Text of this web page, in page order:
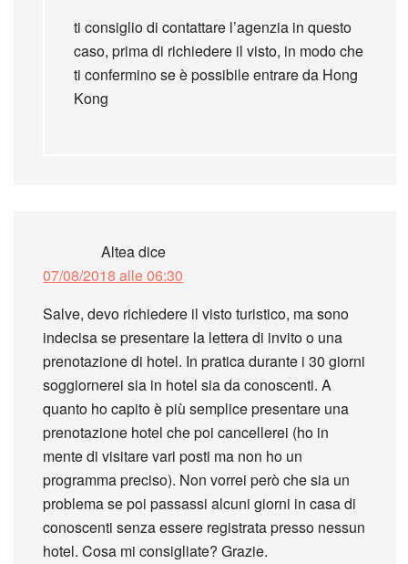
ti consiglio di contattare l’agenzia in questo
caso, prima di richiedere il visto, in modo che
ti confermino se è possibile entrare da Hong
Kong
Alteadice
07/08/2018 alle 06:30
Salve, devo richiedere il visto turistico, ma sono
indecisa se presentare la lettera di invito o una
prenotazione di hotel. In pratica durante i 30 giorni
soggiornerei sia in hotel sia da conoscenti. A
quanto ho capito è più semplice presentare una
prenotazione hotel che poi cancellerei (ho in
mente di visitare vari posti ma non ho un
programma preciso). Non vorrei però che sia un
problema se poi passassi alcuni giorni in casa di
conoscenti senza essere registrata presso nessun
hotel. Cosa mi consigliate? Grazie.